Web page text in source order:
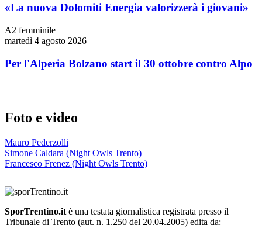
«La nuova Dolomiti Energia valorizzerà i giovani»
A2 femminile
martedì 4 agosto 2026
Per l'Alperia Bolzano start il 30 ottobre contro Alpo
Foto e video
Mauro Pederzolli
Simone Caldara (Night Owls Trento)
Francesco Frenez (Night Owls Trento)
SporTrentino.it è una testata giornalistica registrata presso il
Tribunale di Trento (aut. n. 1.250 del 20.04.2005) edita da: